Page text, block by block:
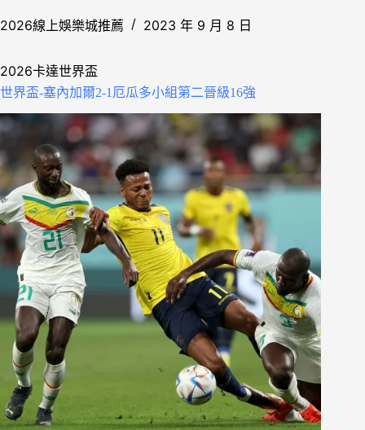
2026線上娛樂城推薦 2023 年 9 月 8 日
2026卡達世界盃
世界盃-塞內加爾2-1厄瓜多小組第二晉級16強